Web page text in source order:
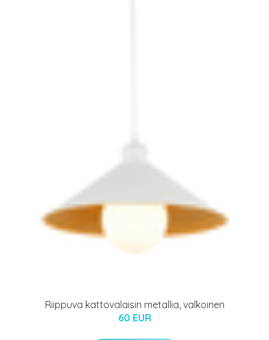
Riippuva kattovalaisin metallia, valkoinen
60 EUR